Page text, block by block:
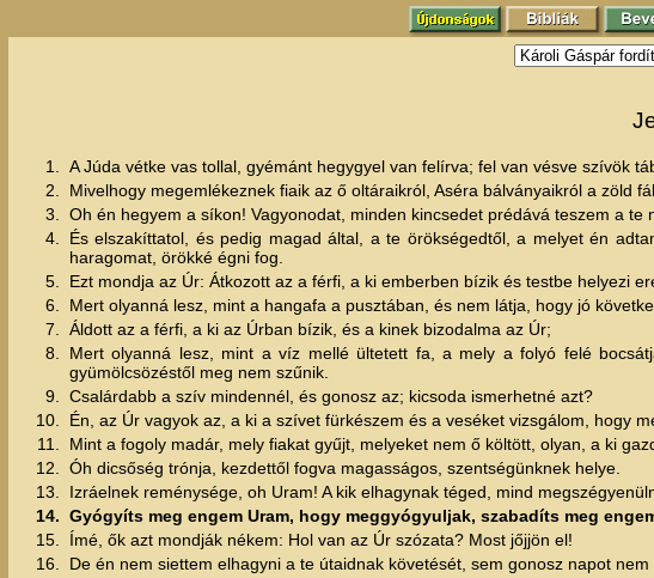
1.
A Júda vétke vas tollal, gyémánt hegygyel van felírva; fel van vésve szívök
2.
Mivelhogy megemlékeznek fiaik az ő oltáraikról, Aséra bálványaikról a zöld
3.
Oh én hegyem a síkon! Vagyonodat, minden kincsedet prédává teszem a te
4.
És elszakíttatol, és pedig magad által, a te örökségedtől, a melyet én
haragomat, örökké égni fog.
5.
Ezt mondja az Úr: Átkozott az a férfi, a ki emberben bízik és testbe helyezi
6.
Mert olyanná lesz, mint a hangafa a pusztában, és nem látja, hogy jó
7.
Áldott az a férfi, a ki az Úrban bízik, és a kinek bizodalma az Úr;
8.
Mert olyanná lesz, mint a víz mellé ültetett fa, a mely a folyó felé
gyümölcsözéstől meg nem szűnik.
9.
Csalárdabb a szív mindennél, és gonosz az; kicsoda ismerhetné azt?
10.
Én, az Úr vagyok az, a ki a szívet fürkészem és a veséket vizsgálom, hogy
11.
Mint a fogoly madár, mely fiakat gyűjt, melyeket nem ő költött, olyan, a ki
12.
Óh dicsőség trónja, kezdettől fogva magasságos, szentségünknek helye.
13.
Izráelnek reménysége, oh Uram! A kik elhagynak téged, mind
14. Gyógyíts meg engem Uram, hogy meggyógyuljak, szabadíts meg
15.
Ímé, ők azt mondják nékem: Hol van az Úr szózata? Most jőjjön el!
16.
De én nem siettem elhagyni a te útaidnak követését, sem gonosz napot